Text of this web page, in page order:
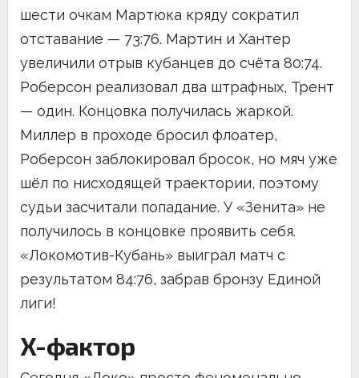
шести очкам Мартюка кряду сократил
отставание — 73:76. Мартин и Хантер
увеличили отрыв кубанцев до счёта 80:74.
Роберсон реализовал два штрафных, Трент
— один. Концовка получилась жаркой.
Миллер в проходе бросил флоатер,
Роберсон заблокировал бросок, но мяч уже
шёл по нисходящей траектории, поэтому
судьи засчитали попадание. У «Зенита» не
получилось в концовке проявить себя.
«Локомотив-Кубань» выиграл матч с
результатом 84:76, забрав бронзу Единой
лиги!
X-фактор